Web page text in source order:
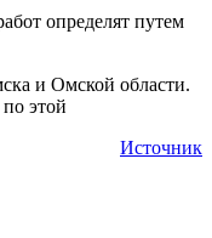
определят путем
и Омской области.
этой
Источник